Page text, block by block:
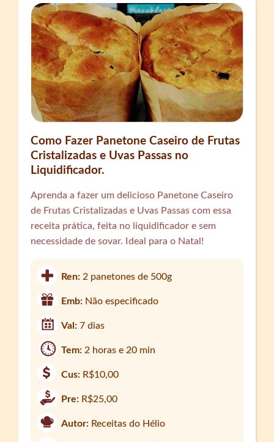
Como Fazer Panetone Caseiro de Frutas
Cristalizadas e Uvas Passas no
Liquidificador.
Aprenda a fazer um delicioso Panetone Caseiro
de Frutas Cristalizadas e Uvas Passas com essa
receita prática, feita no liquidificador e sem
necessidade de sovar. Ideal para o Natal!
Ren: 2 panetones de 500g
Emb: Não especificado
Val:7 dias
Tem: 2 horas e 20 min
Cus: R$10,00
Pre: R$25,00
Autor: Receitas do Hélio